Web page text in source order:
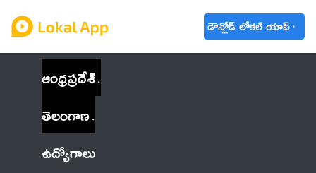
డౌన్లోడ్ లోకల్ యాప్
ఆంధ్రప్రదేశ్
తెలంగాణ
ఉద్యోగాలు